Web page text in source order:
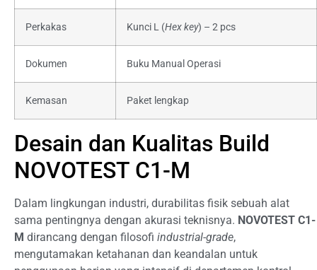
Perkakas Kunci L (Hex key) – 2 pcs
Dokumen Buku Manual Operasi
Kemasan Paket lengkap
Desain dan Kualitas Build
NOVOTEST C1-M
Dalam lingkungan industri, durabilitas fisik sebuah alat
sama pentingnya dengan akurasi teknisnya. NOVOTEST C1-
M dirancang dengan filosofi industrial-grade,
mengutamakan ketahanan dan keandalan untuk